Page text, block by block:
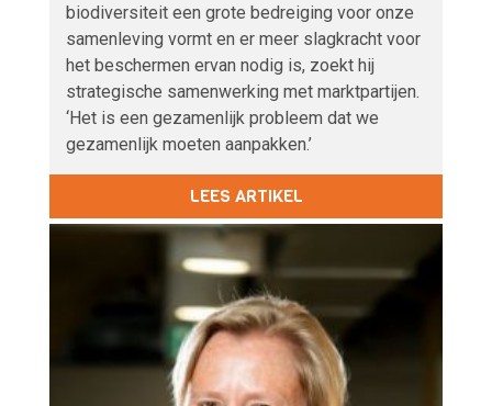
biodiversiteit een grote bedreiging voor onze
samenleving vormt en er meer slagkracht voor
het beschermen ervan nodig is, zoekt hij
strategische samenwerking met marktpartijen.
‘Het is een gezamenlijk probleem dat we
gezamenlijk moeten aanpakken.’
LEES ARTIKEL